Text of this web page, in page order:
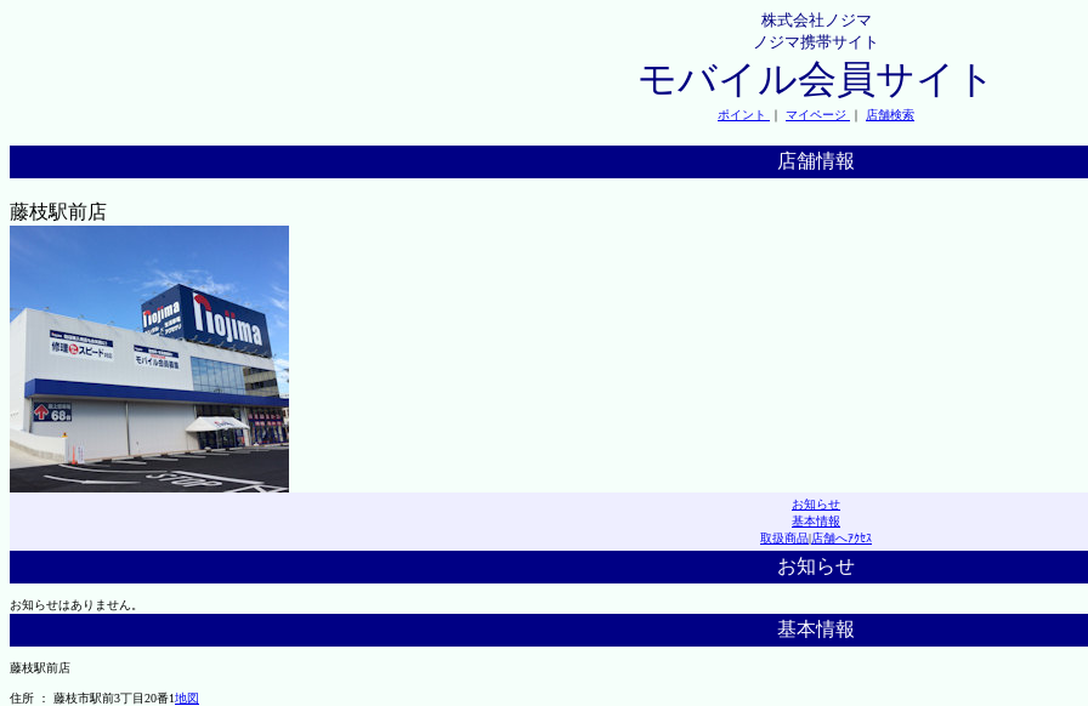
株式会社ノジマ
ノジマ携帯サイト
モバイル会員サイト
ポイント ｜ マイページ ｜ 店舗検索
店舗情報
藤枝駅前店
お知らせ
基本情報
取扱商品|店舗へｱｸｾｽ
お知らせ
お知らせはありません。
基本情報
藤枝駅前店
住所 ： 藤枝市駅前3丁目20番1地図